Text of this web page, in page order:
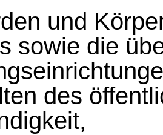
und
sowie die
des